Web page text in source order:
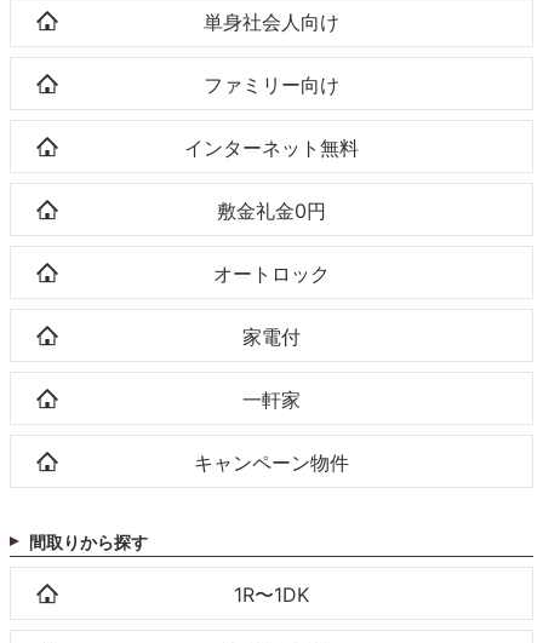
単身社会人向け
ファミリー向け
インターネット無料
敷金礼金0円
オートロック
家電付
一軒家
キャンペーン物件
間取りから探す
1R〜1DK